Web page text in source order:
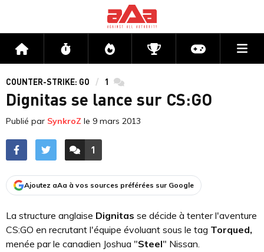
Accueil Flux Directs CompétitionsActu jeux
COUNTER-STRIKE: GO 1 commentaires
Dignitas se lance sur CS:GO
Publié par SynkroZ le 9 mars 2013
ACCÉDER AUX
1
COMMENTAIRES
Ajoutez aAa à vos sources préférées sur Google
La structure anglaise Dignitas se décide à tenter l'aventure
CS:GO en recrutant l'équipe évoluant sous le tag Torqued,
menée par le canadien Joshua "Steel" Nissan.